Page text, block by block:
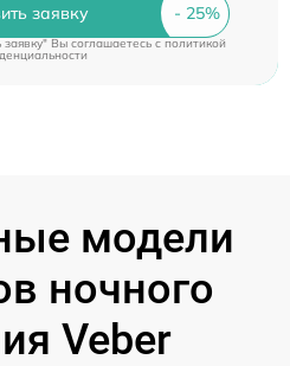
заявку
Вы соглашаетесь cполитикой
модели
ночного
Veber